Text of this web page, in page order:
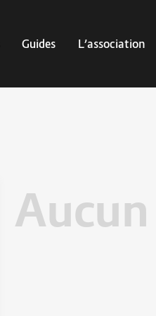
Guides L’association